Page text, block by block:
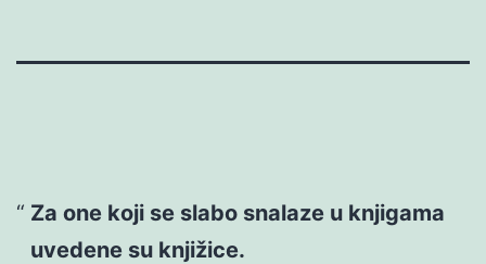
Za one koji se slabo snalaze u knjigama
uvedene su knjižice.